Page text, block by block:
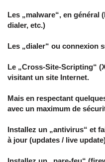
Les „malware“, en général
dialer, etc.)
Les „dialer“ ou connexion
Le „Cross-Site-Scripting“
visitant un site Internet.
Mais en respectant
avec un maximum de
Installez un „antivirus“ et
à jour (updates / live